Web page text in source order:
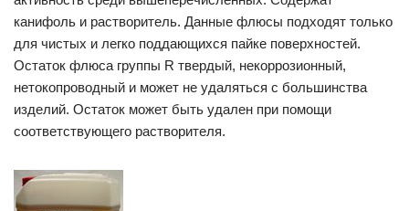
канифоль и растворитель. Данные флюсы подходят только
для чистых и легко поддающихся пайке поверхностей.
Остаток флюса группы R твердый, некоррозионный,
нетокопроводный и может не удаляться с большинства
изделий. Остаток может быть удален при помощи
соответствующего растворителя.